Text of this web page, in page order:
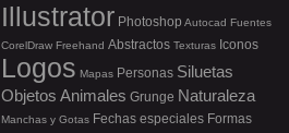
Illustrator Photoshop Autocad Fuentes
CorelDraw Freehand Abstractos Texturas Iconos
Logos Mapas Personas Siluetas
Objetos Animales Grunge Naturaleza
Manchas y Gotas Fechas especiales Formas